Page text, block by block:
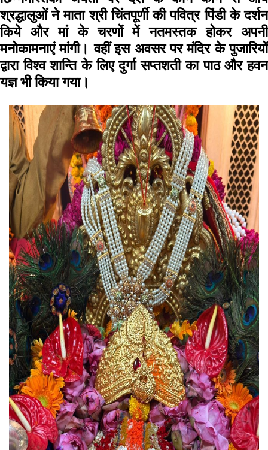
श्रद्धालुओं ने माता श्री चिंतपूर्णी की पवित्र पिंडी के दर्शन
किये और मां के चरणों में नतमस्तक होकर अपनी
मनोकामनाएं मांगी। वहीं इस अवसर पर मंदिर के पुजारियों
द्वारा विश्व शान्ति के लिए दुर्गा सप्तशती का पाठ और हवन
यज्ञ भी किया गया।